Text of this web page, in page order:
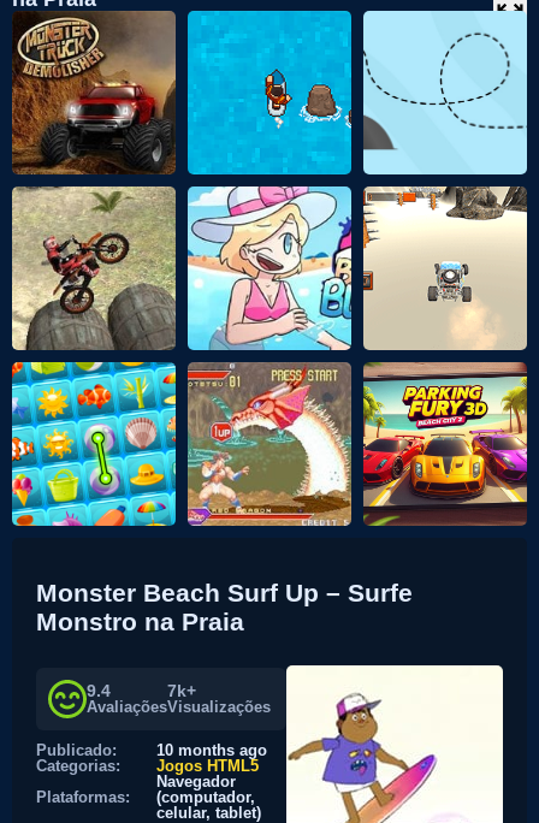
Monster Beach Surf Up – Surfe
Monstro na Praia
9.4
Avaliações
7k+
Visualizações
Publicado:
10 months ago
Categorias:
Jogos HTML5
Plataformas:
Navegador
(computador,
celular, tablet)